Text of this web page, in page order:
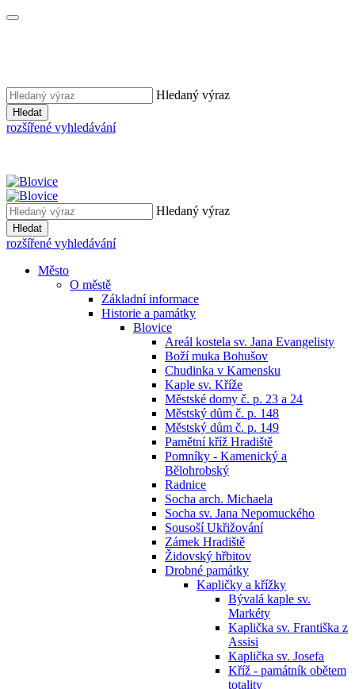
Hledaný výraz
Hledat
rozšířené vyhledávání
Hledaný výraz
Hledat
rozšířené vyhledávání
Město
O městě
Základní informace
Historie a památky
Blovice
Areál kostela sv. Jana Evangelisty
Boží muka Bohušov
Chudinka v Kamensku
Kaple sv. Kříže
Městské domy č. p. 23 a 24
Městský dům č. p. 148
Městský dům č. p. 149
Pamětní kříž Hradiště
Pomníky - Kamenický a
Bělohrobský
Radnice
Socha arch. Michaela
Socha sv. Jana Nepomuckého
Sousoší Ukřižování
Zámek Hradiště
Židovský hřbitov
Drobné památky
Kapličky a křížky
Bývalá kaple sv.
Markéty
Kaplička sv. Františka z
Assisi
Kaplička sv. Josefa
Kříž - památník obětem
totality